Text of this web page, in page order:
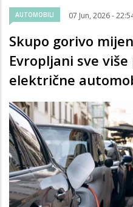
AUTOMOBILI 07 Jun, 2026 -
Skupo gorivo
Evropljani sve
električne